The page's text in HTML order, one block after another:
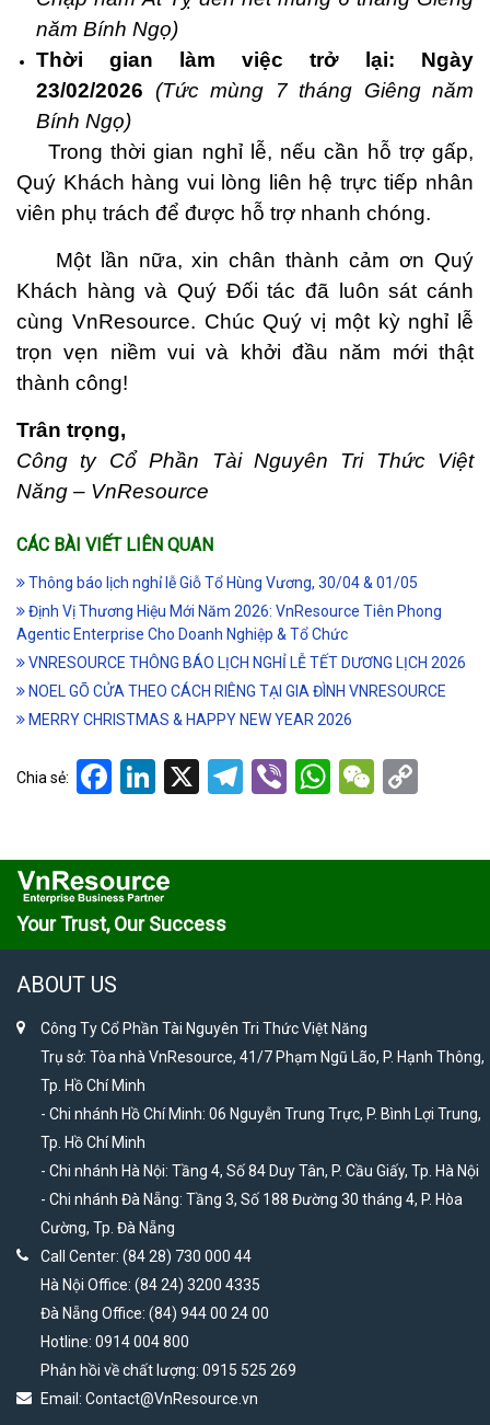
năm Bính Ngọ)
Thời gian làm việc trở lại: Ngày
23/02/2026 (Tức mùng 7 tháng Giêng năm
Bính Ngọ)
Trong thời gian nghỉ lễ, nếu cần hỗ trợ gấp,
Quý Khách hàng vui lòng liên hệ trực tiếp nhân
viên phụ trách để được hỗ trợ nhanh chóng.
Một lần nữa, xin chân thành cảm ơn Quý
Khách hàng và Quý Đối tác đã luôn sát cánh
cùng VnResource. Chúc Quý vị một kỳ nghỉ lễ
trọn vẹn niềm vui và khởi đầu năm mới thật
thành công!
Trân trọng,
Công ty Cổ Phần Tài Nguyên Tri Thức Việt
Năng – VnResource
CÁC BÀI VIẾT LIÊN QUAN
Thông báo lịch nghỉ lễ Giỗ Tổ Hùng Vương, 30/04 & 01/05
Định Vị Thương Hiệu Mới Năm 2026: VnResource Tiên Phong
Agentic Enterprise Cho Doanh Nghiệp & Tổ Chức
VNRESOURCE THÔNG BÁO LỊCH NGHỈ LỄ TẾT DƯƠNG LỊCH 2026
NOEL GÕ CỬA THEO CÁCH RIÊNG TẠI GIA ĐÌNH VNRESOURCE
MERRY CHRISTMAS & HAPPY NEW YEAR 2026
Chia sẻ: Facebook
LinkedIn
X Telegram
ViberWhatsApp
Your Trust, Our Success
ABOUT US
Công Ty Cổ Phần Tài Nguyên Tri Thức Việt Năng
Trụ sở: Tòa nhà VnResource, 41/7 Phạm Ngũ Lão, P. Hạnh Thông,
Tp. Hồ Chí Minh
- Chi nhánh Hồ Chí Minh: 06 Nguyễn Trung Trực, P. Bình Lợi Trung,
Tp. Hồ Chí Minh
- Chi nhánh Hà Nội: Tầng 4, Số 84 Duy Tân, P. Cầu Giấy, Tp. Hà Nội
- Chi nhánh Đà Nẵng: Tầng 3, Số 188 Đường 30 tháng 4, P. Hòa
Cường, Tp. Đà Nẵng
Call Center: (84 28) 730 000 44
Hà Nội Office: (84 24) 3200 4335
Đà Nẵng Office: (84) 944 00 24 00
Hotline: 0914 004 800
Phản hồi về chất lượng: 0915 525 269
Email: Contact@VnResource.vn